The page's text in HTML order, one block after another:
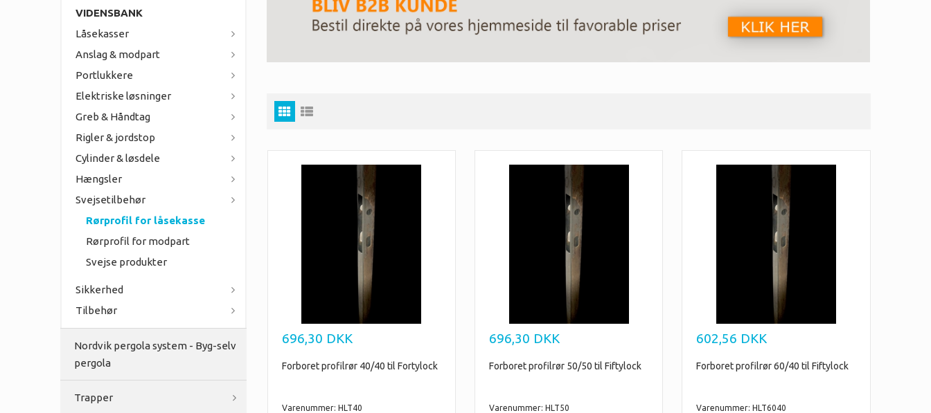
VIDENSBANK
Låsekasser
Anslag & modpart
Portlukkere
Elektriske løsninger
Greb & Håndtag
Rigler & jordstop
Cylinder & løsdele
Hængsler
Svejsetilbehør
Rørprofil for låsekasse
Rørprofil for modpart
Svejse produkter
Sikkerhed
Tilbehør
Nordvik pergola system - Byg-selv
pergola
Trapper
696,30 DKK
Forboret profilrør 40/40 til Fortylock
Varenummer: HLT40
696,30 DKK
Forboret profilrør 50/50 til Fiftylock
Varenummer: HLT50
602,56 DKK
Forboret profilrør 60/40 til Fiftylock
Varenummer: HLT6040